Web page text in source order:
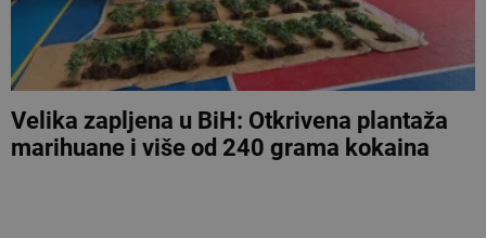
Velika zapljena u BiH: Otkrivena plantaža
marihuane i više od 240 grama kokaina